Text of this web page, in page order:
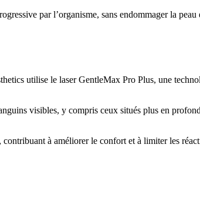
par l’organisme, sans endommager la peau
utilise le laser GentleMax Pro Plus, une
visibles, y compris ceux situés plus en
à améliorer le confort et à limiter les